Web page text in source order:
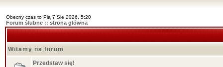
Obecny czas to Pią 7 Sie 2026, 5:20
Forum ślubne :: strona główna
Witamy na forum
Przedstaw się!